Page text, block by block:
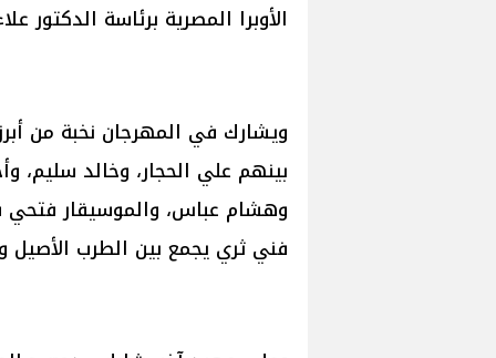
الأوبرا المصرية برئاسة الدكتور
ويشارك في المهرجان نخبة من
بينهم علي الحجار، وخالد
وهشام عباس، والموسيقار فتحي
فني ثري يجمع بين الطرب الأصيل